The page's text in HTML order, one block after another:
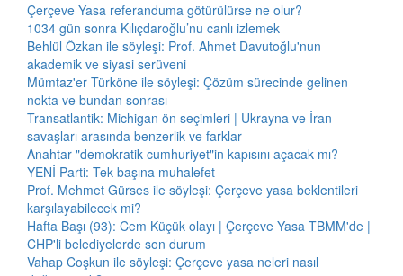
Çerçeve Yasa referanduma götürülürse ne olur?
1034 gün sonra Kılıçdaroğlu’nu canlı izlemek
Behlül Özkan ile söyleşi: Prof. Ahmet Davutoğlu'nun
akademik ve siyasi serüveni
Mümtaz'er Türköne ile söyleşi: Çözüm sürecinde gelinen
nokta ve bundan sonrası
Transatlantik: Michigan ön seçimleri | Ukrayna ve İran
savaşları arasında benzerlik ve farklar
Anahtar "demokratik cumhuriyet"in kapısını açacak mı?
YENİ Parti: Tek başına muhalefet
Prof. Mehmet Gürses ile söyleşi: Çerçeve yasa beklentileri
karşılayabilecek mi?
Hafta Başı (93): Cem Küçük olayı | Çerçeve Yasa TBMM'de |
CHP'li belediyelerde son durum
Vahap Coşkun ile söyleşi: Çerçeve yasa neleri nasıl